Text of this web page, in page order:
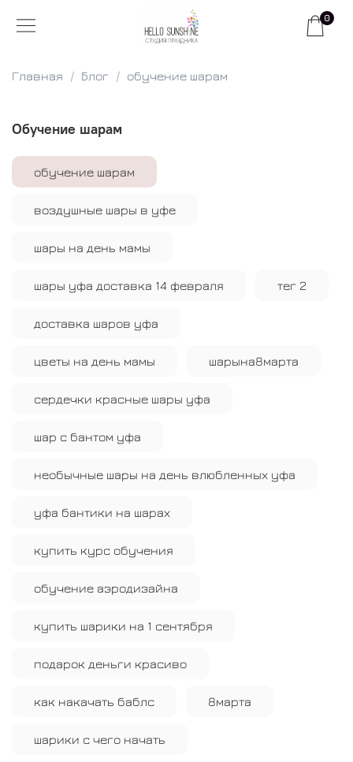
0
Главная Блог обучение шарам
обучение шарам
обучение шарам
воздушные шары в уфе
шары на день мамы
шары уфа доставка 14 февраля тег 2
доставка шаров уфа
цветы на день мамы шарына8марта
сердечки красные шары уфа
шар с бантом уфа
необычные шары на день влюбленных уфа
уфа бантики на шарах
купить курс обучения
обучение аэродизайна
купить шарики на 1 сентября
подарок деньги красиво
как накачать баблс 8марта
шарики с чего начать